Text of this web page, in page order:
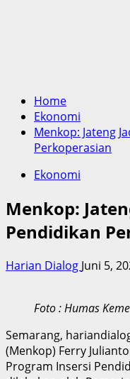
Home
Ekonomi
Menkop: Jateng
Perkoperasian
Ekonomi
Menkop:
Pendidikan
Harian Dialog Juni 5,
Foto : Humas
Semarang,
(Menkop) Ferry
Program Insersi